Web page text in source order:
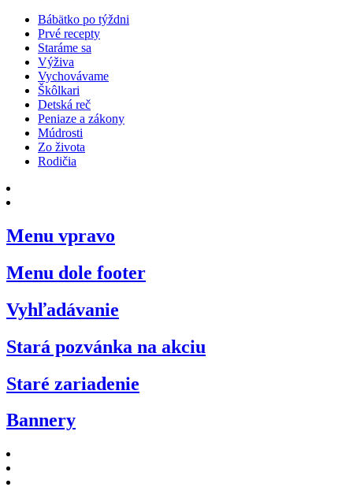
Bábätko po týždni
Prvé recepty
Staráme sa
Výživa
Vychovávame
Škôlkari
Detská reč
Peniaze a zákony
Múdrosti
Zo života
Rodičia
Menu vpravo
Menu dole footer
Vyhľadávanie
Stará pozvánka na akciu
Staré zariadenie
Bannery